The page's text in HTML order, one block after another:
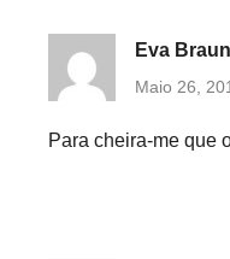
Eva Braun
Maio 26,
Para cheira-me que